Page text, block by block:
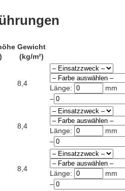
Gewicht
(kg/m²)
8,4
Länge:
mm
–
8,4
Länge:
mm
–
8,4
Länge:
mm
–